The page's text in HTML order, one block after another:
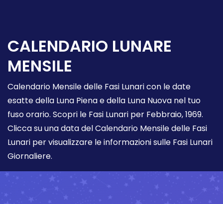
CALENDARIO LUNARE
MENSILE
Calendario Mensile delle Fasi Lunari con le date
esatte della Luna Piena e della Luna Nuova nel tuo
fuso orario. Scopri le Fasi Lunari per Febbraio, 1969.
Clicca su una data del Calendario Mensile delle Fasi
Lunari per visualizzare le informazioni sulle Fasi Lunari
Giornaliere.